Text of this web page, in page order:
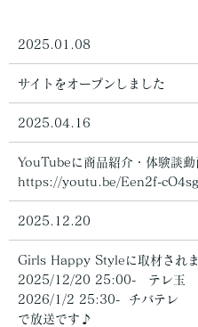
2025.01.08
サイトをオープンしました
2025.04.16
YouTubeに商品紹介・体験談動
https://youtu.be/Een2f-cO4sg
2025.12.20
Girls Happy Styleに取材されま
2025/12/20 25:00- テレ玉
2026/1/2 25:30- チバテレ
で放送です♪